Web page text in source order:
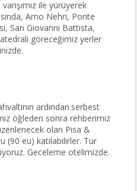
ile yürüyerek
Arno Nehri, Ponte
San Giovanni Battista,
göreceğimiz yerler
ardından.serbest
öğleden sonra rehberimiz
olan Pisa &
(90 eu) katılabilirler. Tur
Geceleme otelimizde.